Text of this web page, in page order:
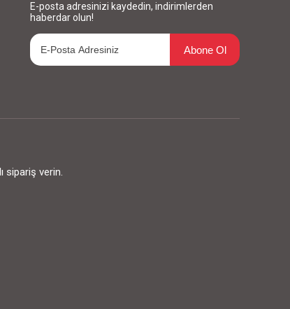
E-posta adresinizi kaydedin, indirimlerden
haberdar olun!
Abone Ol
sipariş verin.